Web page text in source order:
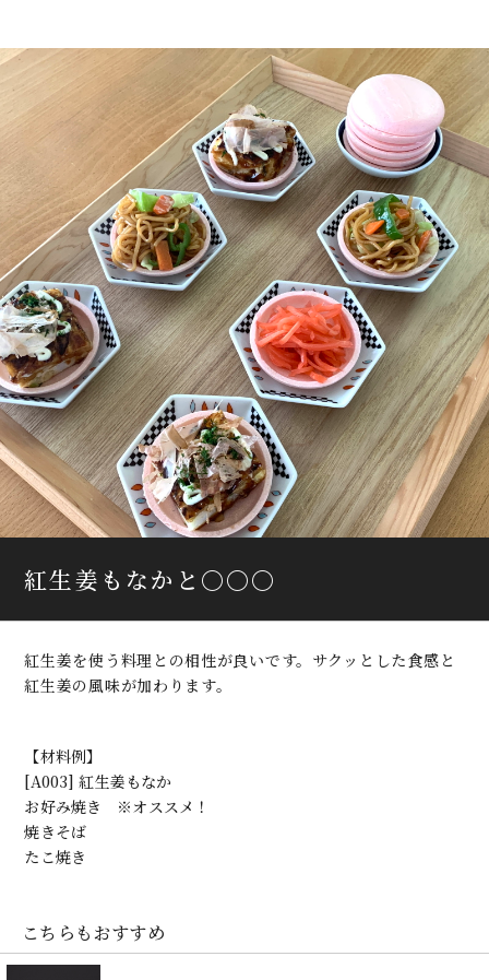
紅生姜もなかと〇〇〇
紅生姜を使う料理との相性が良いです。サクッとした食感と
紅生姜の風味が加わります。
【材料例】
[A003] 紅生姜もなか
お好み焼き ※オススメ！
焼きそば
たこ焼き
こちらもおすすめ